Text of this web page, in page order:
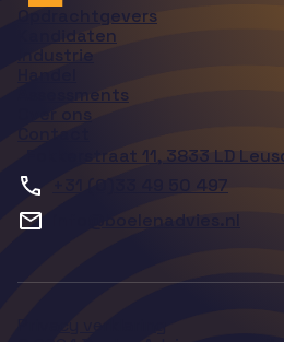
Opdrachtgevers
Kandidaten
Industrie
Assessments
Over ons
Fokkerstraat 11, 3833 LD
+31 (0)33 49 50 497
info@boelenadvies.nl